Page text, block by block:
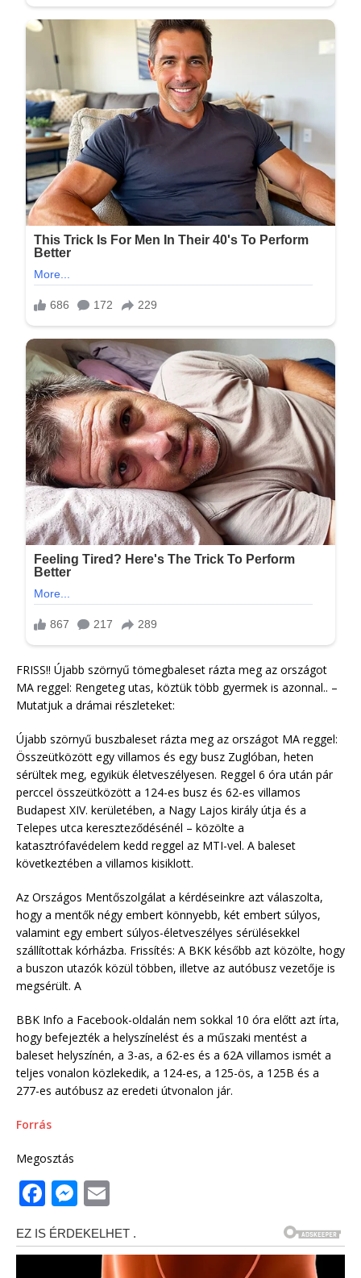
FRISS!! Újabb szörnyű tömegbaleset rázta meg az országot
MA reggel: Rengeteg utas, köztük több gyermek is azonnal.. –
Mutatjuk a drámai részleteket:
Újabb szörnyű buszbaleset rázta meg az országot MA reggel:
Összeütközött egy villamos és egy busz Zuglóban, heten
sérültek meg, egyikük életveszélyesen. Reggel 6 óra után pár
perccel összeütközött a 124-es busz és 62-es villamos
Budapest XIV. kerületében, a Nagy Lajos király útja és a
Telepes utca kereszteződésénél – közölte a
katasztrófavédelem kedd reggel az MTI-vel. A baleset
következtében a villamos kisiklott.
Az Országos Mentőszolgálat a kérdéseinkre azt válaszolta,
hogy a mentők négy embert könnyebb, két embert súlyos,
valamint egy embert súlyos-életveszélyes sérülésekkel
szállítottak kórházba. Frissítés: A BKK később azt közölte, hogy
a buszon utazók közül többen, illetve az autóbusz vezetője is
megsérült. A
BBK Info a Facebook-oldalán nem sokkal 10 óra előtt azt írta,
hogy befejezték a helyszínelést és a műszaki mentést a
baleset helyszínén, a 3-as, a 62-es és a 62A villamos ismét a
teljes vonalon közlekedik, a 124-es, a 125-ös, a 125B és a
277-es autóbusz az eredeti útvonalon jár.
Forrás
Megosztás
F
a
c
M
ssai
l